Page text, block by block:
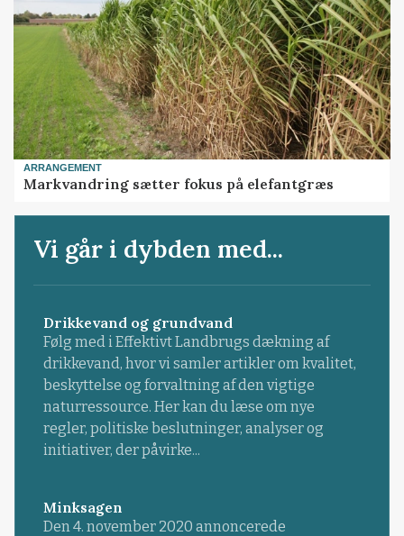
ARRANGEMENT
Markvandring sætter fokus på elefantgræs
Vi går i dybden med...
Drikkevand og grundvand
Følg med i Effektivt Landbrugs dækning af
drikkevand, hvor vi samler artikler om kvalitet,
beskyttelse og forvaltning af den vigtige
naturressource. Her kan du læse om nye
regler, politiske beslutninger, analyser og
initiativer, der påvirke...
Minksagen
Den 4. november 2020 annoncerede